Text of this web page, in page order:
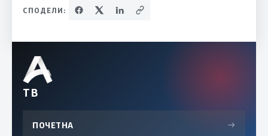
СПОДЕЛИ:
ТВ
ПОЧЕТНА →